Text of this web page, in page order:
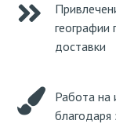
географии
доставки
Работа